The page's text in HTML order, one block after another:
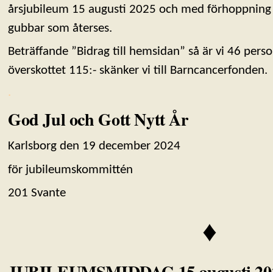
årsjubileum 15 augusti 2025 och med
gubbar som återses.
Beträffande ”Bidrag till hemsidan” så är vi 46
överskottet 115:- skänker vi till Barncancerfonden.
.
God Jul och Gott Nytt År
Karlsborg den 19 december 2024
för jubileumskommittén
201 Svante
♦